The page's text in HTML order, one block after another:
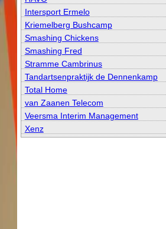
Intersport Ermelo
Kriemelberg Bushcamp
Smashing Chickens
Smashing Fred
Stramme Cambrinus
Tandartsenpraktijk de Dennenkamp
Total Home
van Zaanen Telecom
Veersma Interim Management
Xenz